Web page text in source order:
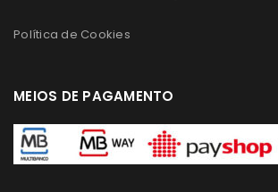
Política de Cookies
MEIOS DE PAGAMENTO